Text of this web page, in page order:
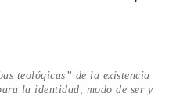
teológicas” de la existencia
la identidad, modo de ser y